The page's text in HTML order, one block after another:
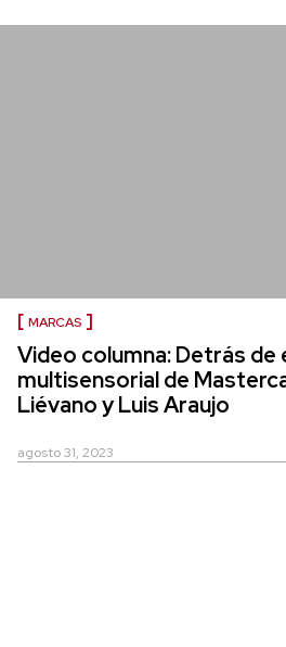
MARCAS
Video columna: Detrás
multisensorial de
Liévano y Luis Araujo
agosto 31, 2023